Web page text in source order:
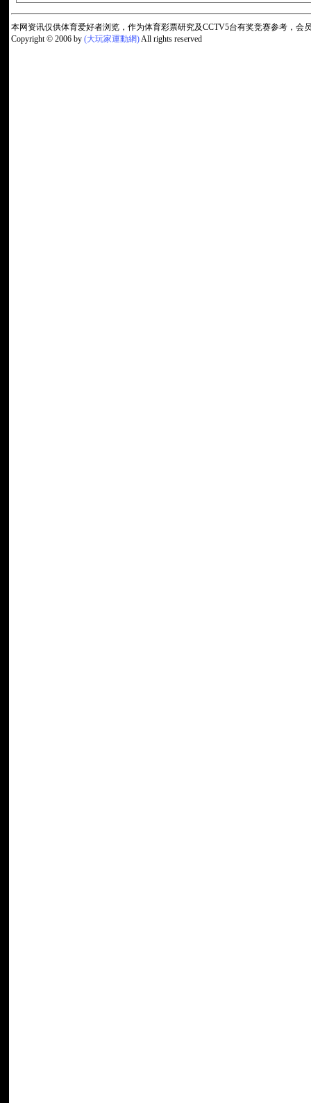
本网资讯仅供体育爱好者浏览，作为体育彩票研究及CCTV5台有奖竞赛参考，
Copyright © 2006 by (大玩家運動網)All rights reserved